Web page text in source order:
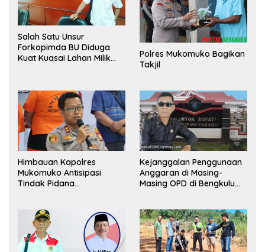
Salah Satu Unsur
Forkopimda BU Diduga
Kuat Kuasai Lahan Milik
Polres Mukomuko Bagikan
Takjil
Himbauan Kapolres
Mukomuko Antisipasi
Tindak Pidana
Kejanggalan Penggunaan
Anggaran di Masing-
Masing OPD di Bengkulu